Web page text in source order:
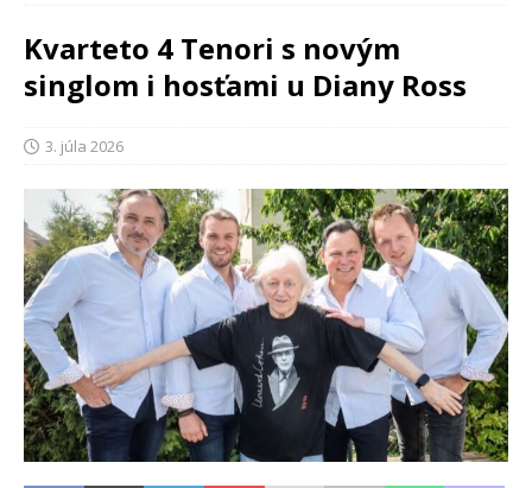
Kvarteto 4 Tenori s novým
singlom i hosťami u Diany Ross
3. júla 2026